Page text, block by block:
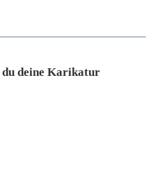
du deine Karikatur